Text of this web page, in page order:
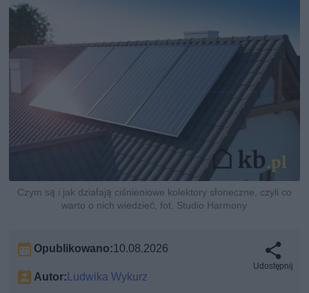
Czym są i jak działają ciśnieniowe kolektory słoneczne, czyli co
warto o nich wiedzieć, fot. Studio Harmony
Opublikowano:10.08.2026
Autor: Ludwika Wykurz
Udostępnij